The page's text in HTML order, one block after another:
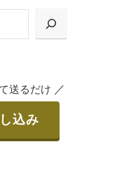
込」からお選び
送るだけ ／
込み